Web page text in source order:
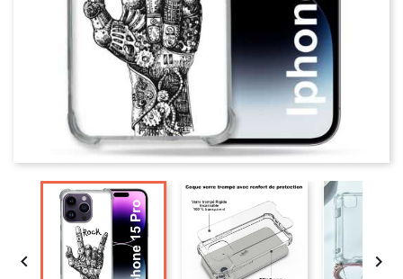
 